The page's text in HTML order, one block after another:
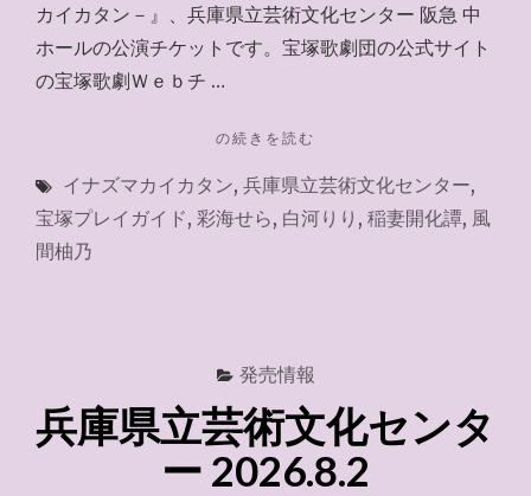
カイカタン－』、兵庫県立芸術文化センター 阪急 中
ホールの公演チケットです。宝塚歌劇団の公式サイト
の宝塚歌劇Ｗｅｂチ …
"チ
ッ
ト
の続きを読む
イナズマカイカタン, 兵庫県立芸術文化センター,
宝塚プレイガイド, 彩海せら, 白河りり , 稲妻開化譚, 風
間柚乃
発売情報
兵庫県立芸術文化センタ
ー 2026.8.2